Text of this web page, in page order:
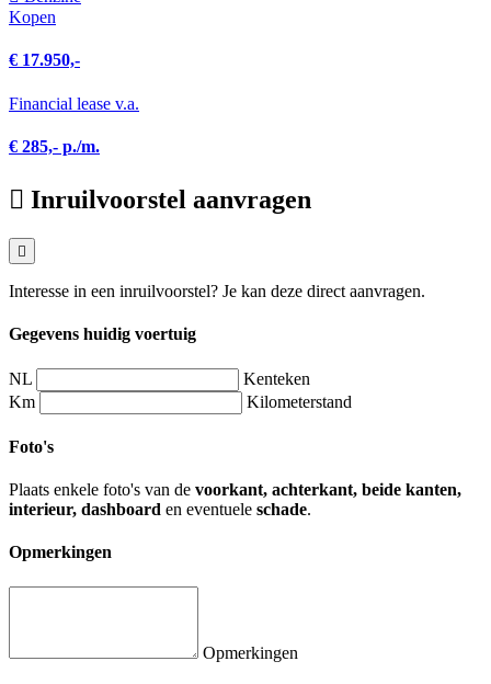
Kopen
€ 17.950,-
Financial lease v.a.
€ 285,- p./m.
Inruilvoorstel aanvragen
Interesse in een inruilvoorstel? Je kan deze direct aanvragen.
Gegevens huidig voertuig
NL
Kenteken
Km
Kilometerstand
Foto's
Plaats enkele foto's van de voorkant, achterkant, beide kanten,
interieur, dashboard en eventuele schade.
Opmerkingen
Opmerkingen